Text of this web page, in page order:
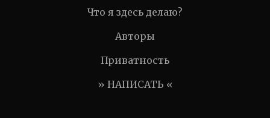
Что я здесь делаю?
Авторы
Приватность
» НАПИСАТЬ «